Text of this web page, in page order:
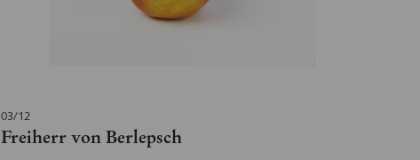
03/12
Freiherr von Berlepsch